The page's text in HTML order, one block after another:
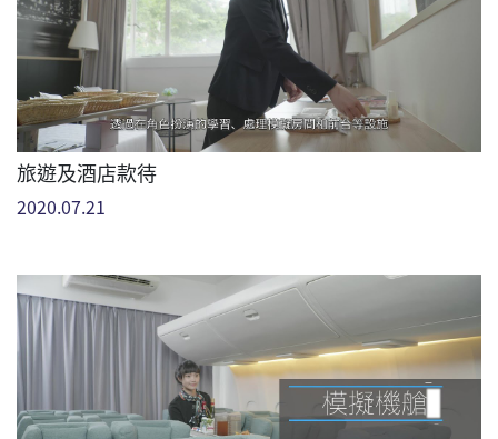
旅遊及酒店款待
2020.07.21